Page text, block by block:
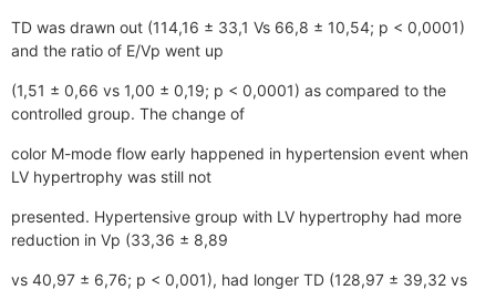
TD was drawn out (114,16 ± 33,1 Vs 66,8 ± 10,54; p < 0,0001)
and the ratio of E/Vp went up
(1,51 ± 0,66 vs 1,00 ± 0,19; p < 0,0001) as compared to the
controlled group. The change of
color M-mode flow early happened in hypertension event when
LV hypertrophy was still not
presented. Hypertensive group with LV hypertrophy had more
reduction in Vp (33,36 ± 8,89
vs 40,97 ± 6,76; p < 0,001), had longer TD (128,97 ± 39,32 vs